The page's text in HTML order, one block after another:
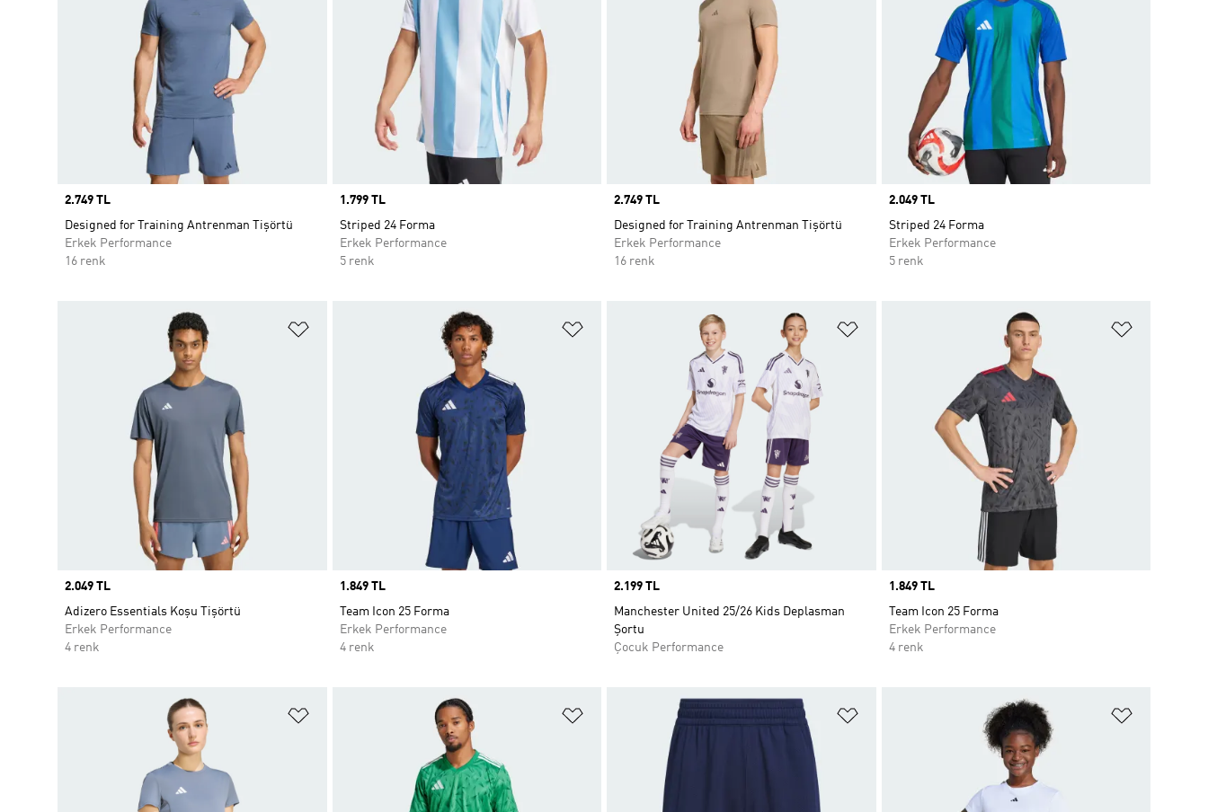
Price
2.749 TL
Designed for Training Antrenman Tişörtü
Erkek Performance
16 renk
Price
1.799 TL
Striped 24 Forma
Erkek Performance
5 renk
Price
2.749 TL
Designed for Training Antrenman Tişörtü
Erkek Performance
16 renk
Price
2.049 TL
Striped 24 Forma
Erkek Performance
5 renk
Favori Listesine Ekle
Price
2.049 TL
Adizero Essentials Koşu Tişörtü
Erkek Performance
4 renk
Favori Listesine Ekle
Price
1.849 TL
Team Icon 25 Forma
Erkek Performance
4 renk
Price
2.199 TL
Manchester United 25/26 Kids Deplasman
Şortu
Çocuk Performance
Price
1.849 TL
Team Icon 25 Forma
Erkek Performance
4 renk
Favori Listesine Ekle Favori Listesine Ekle Favori Listesine Ekle